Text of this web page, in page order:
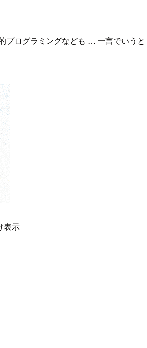
プログラミングなども … 一言でいうと
表示